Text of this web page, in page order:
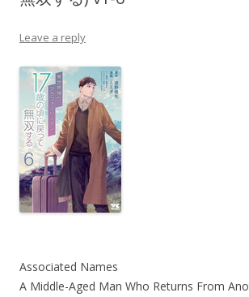
Leave a reply
Associated Names
A Middle-Aged Man Who Returns From